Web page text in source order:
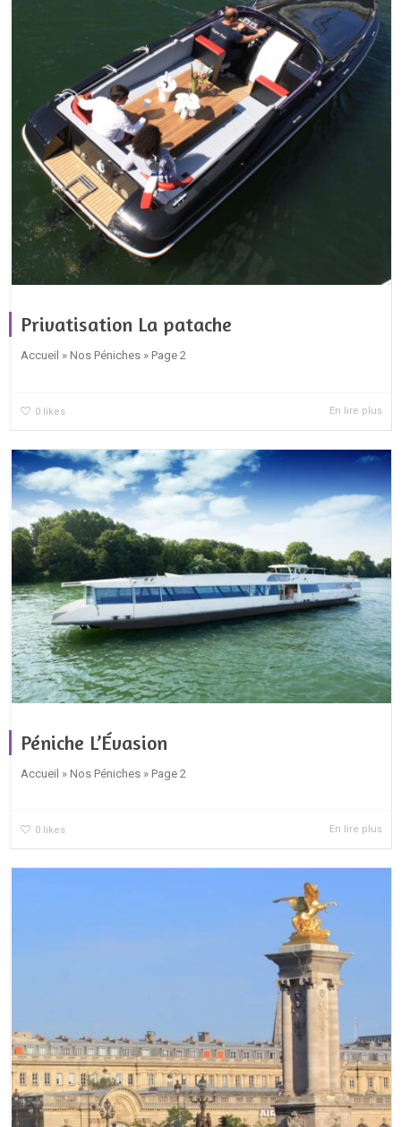
Privatisation La patache
Accueil » Nos Péniches » Page 2
0 likes En lire plus
Péniche L’Évasion
Accueil » Nos Péniches » Page 2
0 likes En lire plus